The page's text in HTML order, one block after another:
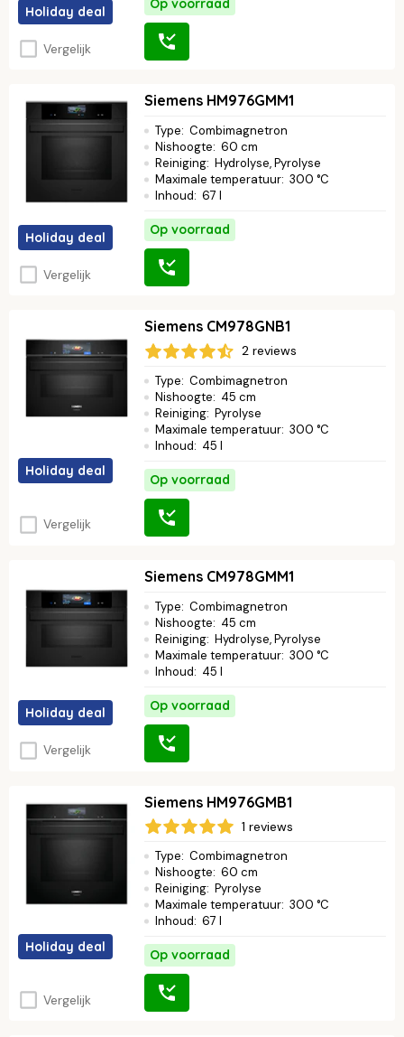
Holiday deal
Vergelijk
Op voorraad
Holiday deal
Vergelijk
Siemens HM976GMM1
Type: Combimagnetron
Nishoogte: 60 cm
Reiniging: Hydrolyse, Pyrolyse
Maximale temperatuur: 300 °C
Inhoud: 67 l
Op voorraad
Holiday deal
Vergelijk
Siemens CM978GNB1
2 reviews
Type: Combimagnetron
Nishoogte: 45 cm
Reiniging: Pyrolyse
Maximale temperatuur: 300 °C
Inhoud: 45 l
Op voorraad
Holiday deal
Vergelijk
Siemens CM978GMM1
Type: Combimagnetron
Nishoogte: 45 cm
Reiniging: Hydrolyse, Pyrolyse
Maximale temperatuur: 300 °C
Inhoud: 45 l
Op voorraad
Holiday deal
Vergelijk
Siemens HM976GMB1
1 reviews
Type: Combimagnetron
Nishoogte: 60 cm
Reiniging: Pyrolyse
Maximale temperatuur: 300 °C
Inhoud: 67 l
Op voorraad